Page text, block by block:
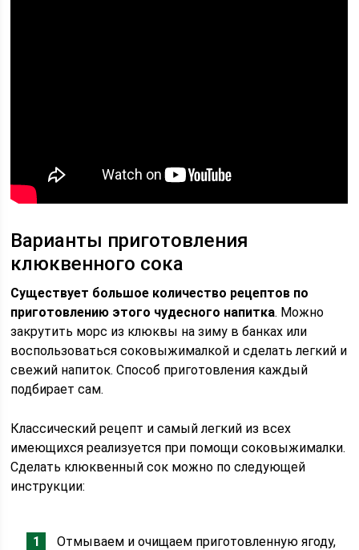
Варианты приготовления
клюквенного сока
Существует большое количество рецептов по
приготовлению этого чудесного напитка. Можно
закрутить морс из клюквы на зиму в банках или
воспользоваться соковыжималкой и сделать легкий и
свежий напиток. Способ приготовления каждый
подбирает сам.
Классический рецепт и самый легкий из всех
имеющихся реализуется при помощи соковыжималки.
Сделать клюквенный сок можно по следующей
инструкции:
Отмываем и очищаем приготовленную ягоду,